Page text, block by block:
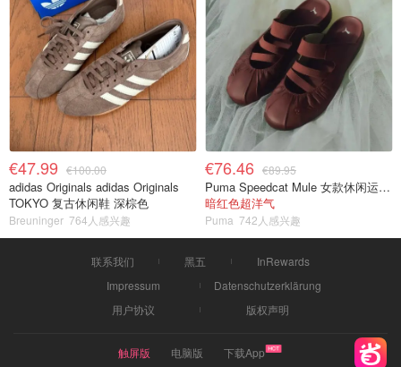
€47.99 €100.00
adidas Originals adidas Originals
TOKYO 复古休闲鞋 深棕色
Breuninger 764人感兴趣
€76.46 €89.95
Puma Speedcat Mule 女款休闲运动鞋
暗红色超洋气
Puma 742人感兴趣
联系我们 黑五
InRewards
Impressum
Datenschutzerklärung
用户协议
版权声明
触屏版 电脑版 下载App